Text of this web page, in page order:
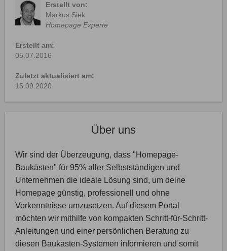
Erstellt von:
Markus Siek
Homepage Experte
Erstellt am:
05.07.2016
Zuletzt aktualisiert am:
15.09.2020
Über uns
Wir sind der Überzeugung, dass "Homepage-
Baukästen" für 95% aller Selbstständigen und
Unternehmen die ideale Lösung sind, um deine
Homepage günstig, professionell und ohne
Vorkenntnisse umzusetzen. Auf diesem Portal
möchten wir mithilfe von kompakten Schritt-für-Schritt-
Anleitungen und einer persönlichen Beratung zu
diesen Baukasten-Systemen informieren und somit